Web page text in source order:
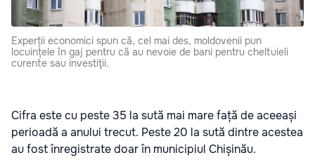
Experții economici spun că, cel mai des, moldovenii pun
locuințele în gaj pentru că au nevoie de bani pentru cheltuieli
curente sau investiţii.
Cifra este cu peste 35 la sută mai mare față de aceeași
perioadă a anului trecut. Peste 20 la sută dintre acestea
au fost înregistrate doar în municipiul Chișinău.